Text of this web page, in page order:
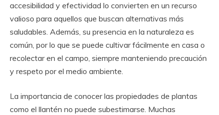
accesibilidad y efectividad lo convierten en un recurso
valioso para aquellos que buscan alternativas más
saludables. Además, su presencia en la naturaleza es
común, por lo que se puede cultivar fácilmente en casa o
recolectar en el campo, siempre manteniendo precaución
y respeto por el medio ambiente.
La importancia de conocer las propiedades de plantas
como el llantén no puede subestimarse. Muchas